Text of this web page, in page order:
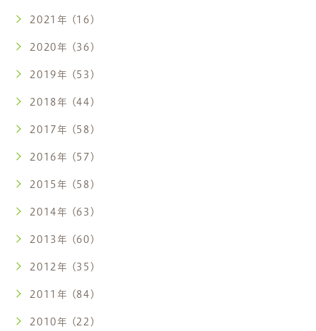
2021年 (16)
2020年 (36)
2019年 (53)
2018年 (44)
2017年 (58)
2016年 (57)
2015年 (58)
2014年 (63)
2013年 (60)
2012年 (35)
2011年 (84)
2010年 (22)